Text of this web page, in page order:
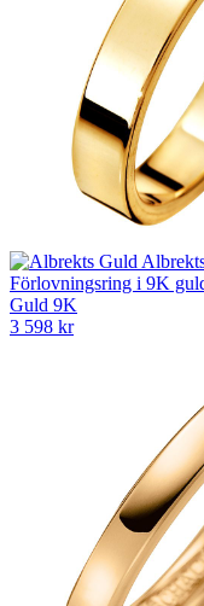
Förlovningsring i 9K
Guld 9K
3 598 kr